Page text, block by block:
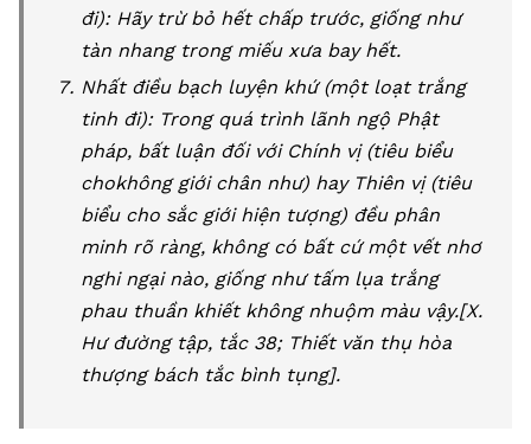
đi): Hãy trừ bỏ hết chấp trước, giống như
tàn nhang trong miếu xưa bay hết.
Nhất điều bạch luyện khứ (một loạt trắng
tinh đi): Trong quá trình lãnh ngộ Phật
pháp, bất luận đối với Chính vị (tiêu biểu
chokhông giới chân như) hay Thiên vị (tiêu
biểu cho sắc giới hiện tượng) đều phân
minh rõ ràng, không có bất cứ một vết nhơ
nghi ngại nào, giống như tấm lụa trắng
phau thuần khiết không nhuộm màu vậy.[X.
Hư đường tập, tắc 38; Thiết văn thụ hòa
thượng bách tắc bình tụng].